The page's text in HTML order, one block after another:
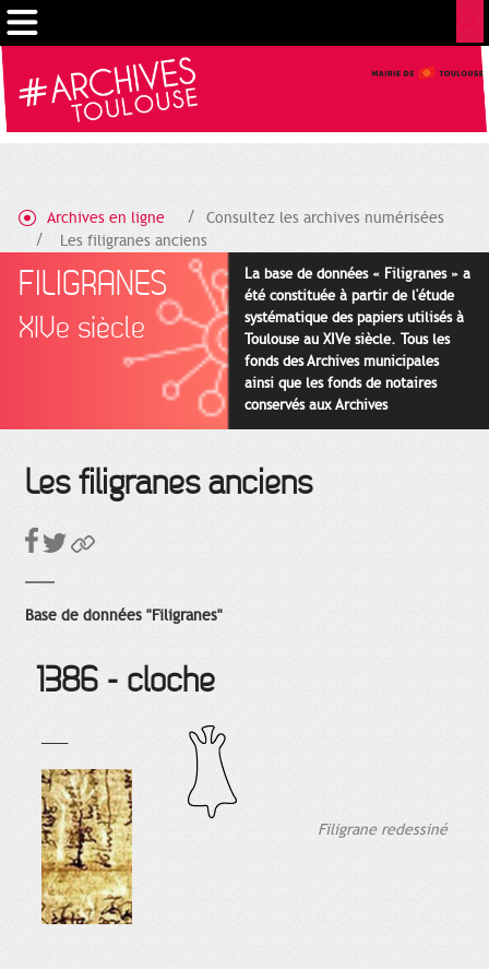
Archives en ligne
Consultez les archives numérisées
Les filigranes anciens
FILIGRANES
XIVe siècle
La base de données « Filigranes » a
été constituée à partir de l'étude
systématique des papiers utilisés à
Toulouse au XIVe siècle. Tous les
fonds des Archives municipales
ainsi que les fonds de notaires
conservés aux Archives
départementales pour cette
Les filigranes anciens
Base de données "Filigranes"
1386 - cloche
Filigrane redessiné
Cookies management panel